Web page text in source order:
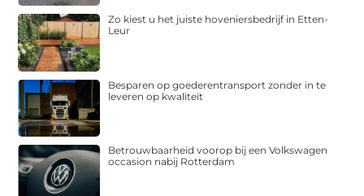
Zo kiest u het juiste hoveniersbedrijf in Etten-
Leur
Besparen op goederentransport zonder in te
leveren op kwaliteit
Betrouwbaarheid voorop bij een Volkswagen
occasion nabij Rotterdam